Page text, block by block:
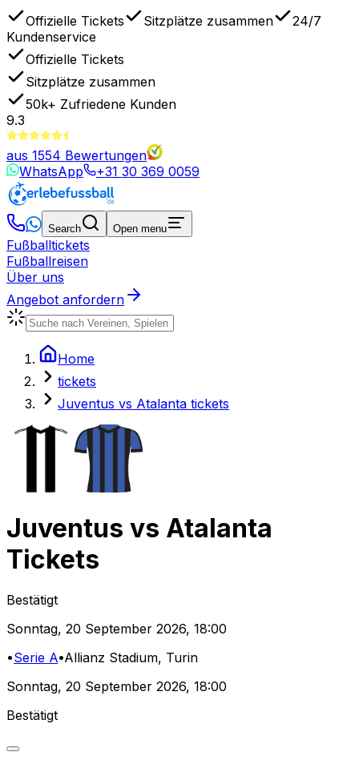
Offizielle Tickets Sitzplätze zusammen
24/7
Kundenservice
Offizielle Tickets
Sitzplätze zusammen
50k+ Zufriedene Kunden
9.3
aus 1554 Bewertungen
WhatsApp
+31 30 369 0059
Search Open menu
Fußballtickets
Fußballreisen
Über uns
Angebot anfordern
Home
tickets
Juventus vs Atalanta tickets
Juventus vs Atalanta
Tickets
Bestätigt
Sonntag, 20 September 2026, 18:00
•Serie A•Allianz Stadium, Turin
Sonntag, 20 September 2026, 18:00
Bestätigt